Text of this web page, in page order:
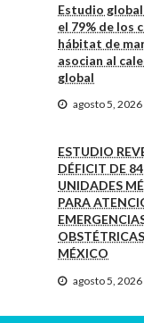
Estudio
el 79% de los
hábitat de
asocian al
global
agosto 5, 2026
ESTUDIO
DÉFICIT DE
UNIDADES
PARA
MÉXICO
agosto 5, 2026